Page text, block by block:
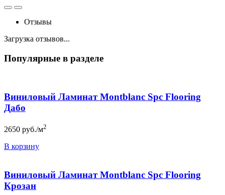
Отзывы
Загрузка отзывов...
Популярные в разделе
Виниловый Ламинат Montblanc Spc Flooring
Дабо
2650 руб./м2
В корзину
Виниловый Ламинат Montblanc Spc Flooring
Крозан